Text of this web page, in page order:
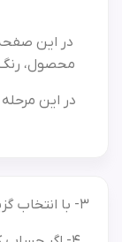
در این
محصول،
در این
3- با انتخاب گزینه